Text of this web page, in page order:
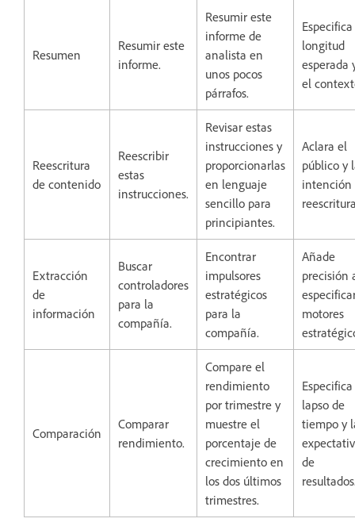
Resumen
Resumir este
informe.
Resumir este
informe de
analista en
unos pocos
párrafos.
longitud
esperada
el
Reescritura
de contenido
Reescribir
estas
instrucciones.
Revisar estas
instrucciones y
proporcionarlas
en lenguaje
sencillo para
principiantes.
Aclara el
público y
intención
Extracción
de
información
Buscar
controladores
para la
compañía.
Encontrar
impulsores
estratégicos
para la
compañía.
Añade
precisión
motores
Comparación
Comparar
rendimiento.
Compare el
rendimiento
por trimestre y
muestre el
porcentaje de
crecimiento en
los dos últimos
trimestres.
lapso de
tiempo y
de